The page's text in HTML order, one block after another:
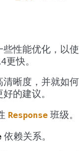
性能优化，以使
更快。
晰度，并就如
的建议。
Response 班级。
依赖关系。